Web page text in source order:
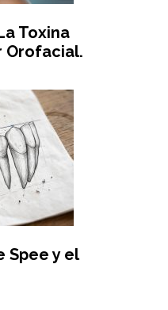
Toxina
Orofacial.
Spee y el